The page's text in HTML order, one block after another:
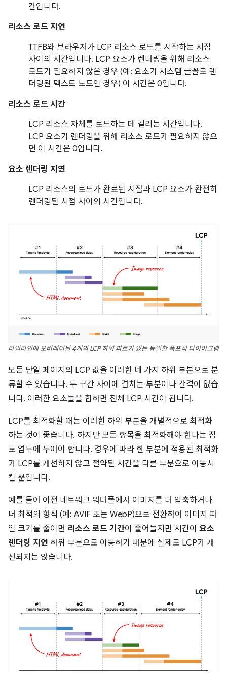
간입니다.
리소스 로드 지연
TTFB와 브라우저가 LCP 리소스 로드를 시작하는 시점
사이의 시간입니다. LCP 요소가 렌더링을 위해 리소스
로드가 필요하지 않은 경우 (예: 요소가 시스템 글꼴로 렌
더링된 텍스트 노드인 경우) 이 시간은 0입니다.
리소스 로드 시간
LCP 리소스 자체를 로드하는 데 걸리는 시간입니다.
LCP 요소가 렌더링을 위해 리소스 로드가 필요하지 않으
면 이 시간은 0입니다.
요소 렌더링 지연
LCP 리소스의 로드가 완료된 시점과 LCP 요소가 완전히
렌더링된 시점 사이의 시간입니다.
타임라인에 오버레이된 4개의 LCP 하위 파트가 있는 동일한 폭포식 다이어그램
모든 단일 페이지의 LCP 값을 이러한 네 가지 하위 부분으로 분
류할 수 있습니다. 두 구간 사이에 겹치는 부분이나 간격이 없습
니다. 이러한 요소들을 합하면 전체 LCP 시간이 됩니다.
LCP를 최적화할 때는 이러한 하위 부분을 개별적으로 최적화
하는 것이 좋습니다. 하지만 모든 항목을 최적화해야 한다는 점
도 염두에 두어야 합니다. 경우에 따라 한 부분에 적용된 최적화
가 LCP를 개선하지 않고 절약된 시간을 다른 부분으로 이동시
킬 뿐입니다.
예를 들어 이전 네트워크 워터폴에서 이미지를 더 압축하거나
더 최적의 형식 (예: AVIF 또는 WebP)으로 전환하여 이미지 파
일 크기를 줄이면 리소스 로드 기간이 줄어들지만 시간이 요소
렌더링 지연 하위 부분으로 이동하기 때문에 실제로 LCP가 개
선되지는 않습니다.